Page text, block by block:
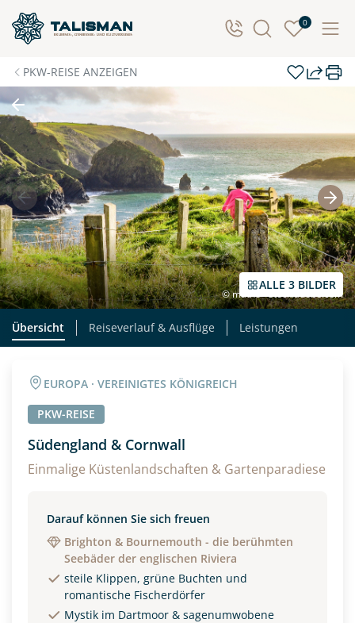
0
PKW-REISE ANZEIGEN
ALLE 3 BILDER
© matho - stock.adobe.com
Übersicht Reiseverlauf & Ausflüge Leistungen
EUROPA · VEREINIGTES KÖNIGREICH
PKW-REISE
Südengland & Cornwall
Einmalige Küstenlandschaften & Gartenparadiese
Darauf können Sie sich freuen
Brighton & Bournemouth - die berühmten
Seebäder der englischen Riviera
steile Klippen, grüne Buchten und
romantische Fischerdörfer
Mystik im Dartmoor & sagenumwobene